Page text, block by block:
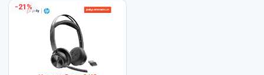
-21%